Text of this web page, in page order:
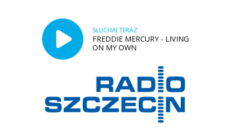
SŁUCHAJ TERAZ
FREDDIE MERCURY - LIVING
ON MY OWN